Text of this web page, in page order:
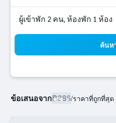
ผู้เข้าพัก 2 คน, ห้องพัก 1 ห้อง
ค้นห
ข้อเสนอจาก฿386/ราคาที่ถูกที่สุ